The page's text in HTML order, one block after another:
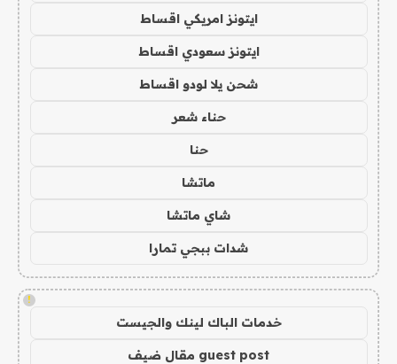
ايتونز امريكي اقساط
ايتونز سعودي اقساط
شحن يلا لودو اقساط
حناء شعر
حنا
ماتشا
شاي ماتشا
شدات ببجي تمارا
!
خدمات الباك لينك والجيست
guest post مقال ضيف